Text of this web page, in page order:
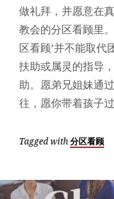
做礼拜，并愿意在
教会的分区看顾里
区看顾’并不能取代
扶助或属灵的指导
助。愿弟兄姐妹通
往，愿你带着孩子
Tagged with 分区看顾